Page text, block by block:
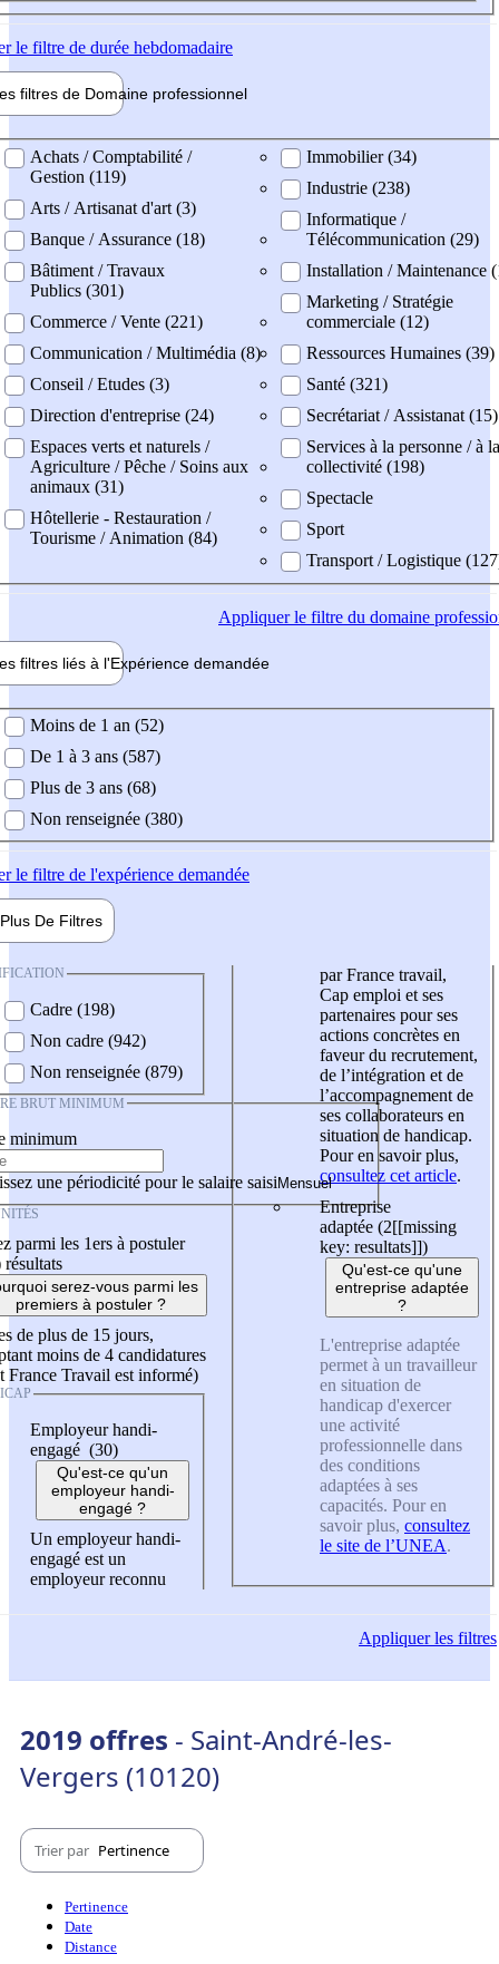
le filtre de durée hebdomadaire
filtres de Domaine professionnel
professionel
Achats / Comptabilité /
Gestion (119)
Arts / Artisanat d'art (3)
Banque / Assurance (18)
Bâtiment / Travaux
Publics (301)
Commerce / Vente (221)
Communication / Multimédia (8)
Conseil / Etudes (3)
Direction d'entreprise (24)
Espaces verts et naturels /
Agriculture / Pêche / Soins aux
animaux (31)
Hôtellerie - Restauration /
Tourisme / Animation (84)
Immobilier (34)
Industrie (238)
Informatique /
Télécommunication (29)
Installation / Maintenance
Marketing / Stratégie
commerciale (12)
Ressources Humaines (39)
Santé (321)
Secrétariat / Assistanat (15)
Services à la personne / à la
collectivité (198)
Spectacle
Sport
Transport / Logistique
Appliquerle filtre du domaine
filtres liés à l'Expérience demandée
demandée
Moins de 1 an (52)
De 1 à 3 ans (587)
Plus de 3 ans (68)
Non renseignée (380)
le filtre de l'expérience demandée
Plus De Filtres
Cadre (198)
Non cadre (942)
Non renseignée (879)
BRUT MINIMUM
minimum
une périodicité pour le salaire saisi
parmi les 1ers à postuler
résultats
serez-vous parmi les
premiers à postuler ?
de plus de 15 jours,
moins de 4 candidatures
France Travail est informé)
Employeur handi-
engagé (30)
Qu'est-ce qu'un
employeur handi-
engagé ?
Un employeur handi-
engagé est un
employeur reconnu
par France travail,
Cap emploi et ses
partenaires pour ses
actions concrètes en
faveur du recrutement,
de l’intégration et de
l’accompagnement de
ses collaborateurs en
situation de handicap.
Pour en savoir plus,
consultez cet article.
Entreprise
adaptée (2[[missing
key: resultats]])
Qu'est-ce qu'une
entreprise adaptée
?
L'entreprise adaptée
permet à un travailleur
en situation de
handicap d'exercer
une activité
professionnelle dans
des conditions
adaptées à ses
capacités. Pour en
savoir plus, consultez
le site de l’UNEA.
Appliquerles filtres
2019 offres - Saint-André-les-
Vergers (10120)
Trier par Pertinence
Pertinence
Date
Distance